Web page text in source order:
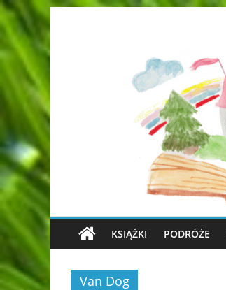
KSIĄŻKI PODRÓŻE
Van Dog